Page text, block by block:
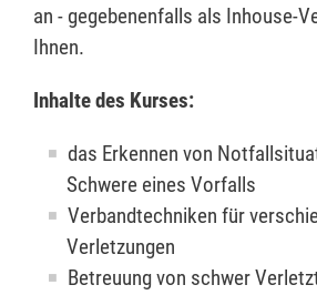
an - gegebenenfalls als Inhouse-
Ihnen.
Inhalte des Kurses:
das Erkennen von
Schwere eines Vorfalls
Verbandtechniken für
Verletzungen
Betreuung von schwer